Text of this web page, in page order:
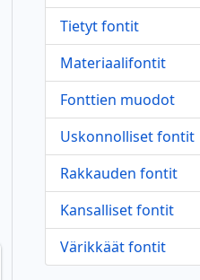
Tietyt fontit
Materiaalifontit
Fonttien muodot
Uskonnolliset fontit
Rakkauden fontit
Kansalliset fontit
Värikkäät fontit